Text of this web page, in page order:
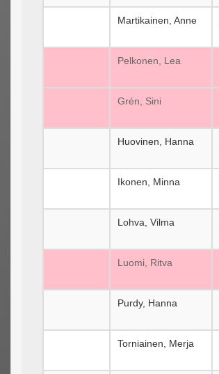
Martikainen, Anne
Pelkonen, Lea
Grén, Sini
Huovinen, Hanna
Ikonen, Minna
Lohva, Vilma
Luomi, Ritva
Purdy, Hanna
Torniainen, Merja